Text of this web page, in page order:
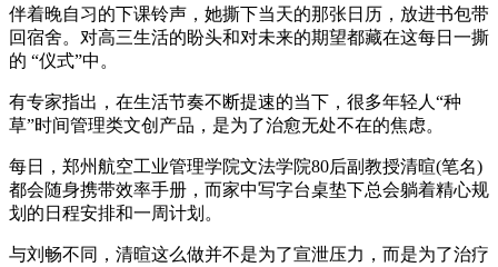
伴着晚自习的下课铃声，她撕下当天的那张日历，放进书包带
回宿舍。对高三生活的盼头和对未来的期望都藏在这每日一撕
的 “仪式”中。
有专家指出，在生活节奏不断提速的当下，很多年轻人“种
草”时间管理类文创产品，是为了治愈无处不在的焦虑。
每日，郑州航空工业管理学院文法学院80后副教授清暄(笔名)
都会随身携带效率手册，而家中写字台桌垫下总会躺着精心规
划的日程安排和一周计划。
与刘畅不同，清暄这么做并不是为了宣泄压力，而是为了治疗